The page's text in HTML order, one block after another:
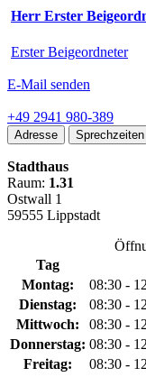
Herr Erster
Erster Beigeordneter
E-Mail senden
+49 2941 980-389
Adresse Sprechzeiten
Stadthaus
Raum: 1.31
Ostwall 1
59555 Lippstadt
Tag
Montag:
08:30 -
Dienstag:
08:30 -
Mittwoch:
08:30 -
Donnerstag: 08:30 -
Freitag:
08:30 -